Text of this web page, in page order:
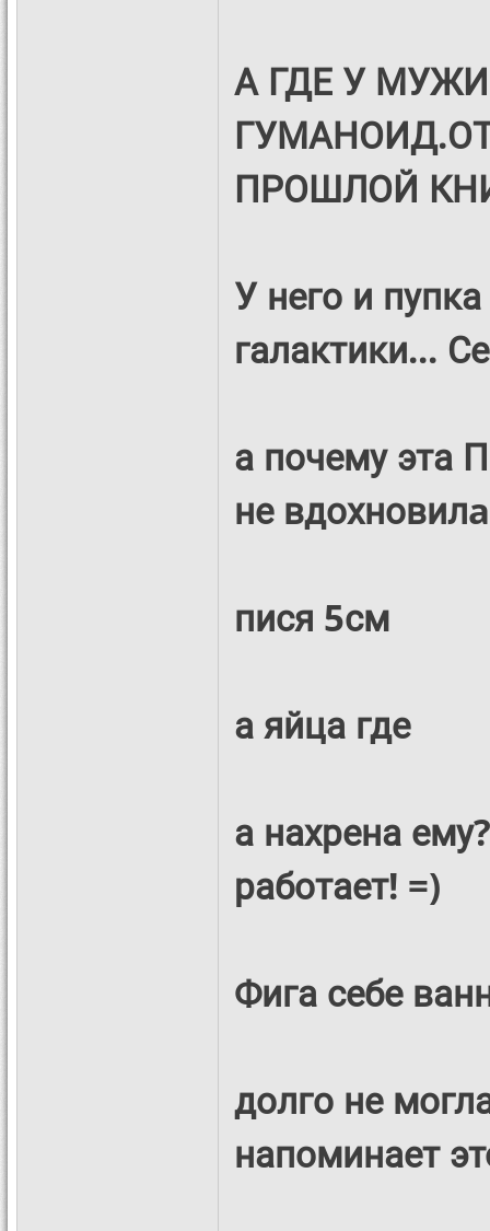
А ГДЕ У
ПРОШЛОЙ
У него и
галактики...
а почему эта
не
пися 5см
а яйца где
а нахрена
работает! =)
Фига себе
долго не
напоминает